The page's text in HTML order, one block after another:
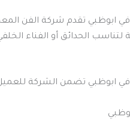
ابوظبي تقدم شركة الفن
لتناسب الحدائق أو الفناء
ابوظبي تضمن الشركة للعميل